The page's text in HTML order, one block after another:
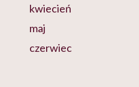
kwiecień
maj
czerwiec